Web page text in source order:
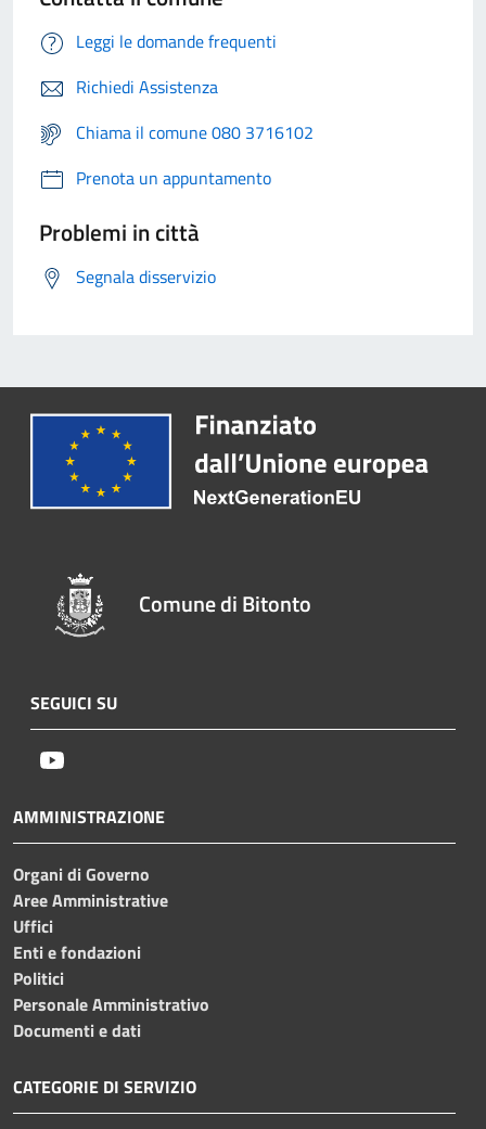
Leggi le domande frequenti
Richiedi Assistenza
Chiama il comune 080 3716102
Prenota un appuntamento
Problemi in città
Segnala disservizio
Comune di Bitonto
SEGUICI SU
AMMINISTRAZIONE
Organi di Governo
Aree Amministrative
Uffici
Enti e fondazioni
Politici
Personale Amministrativo
Documenti e dati
CATEGORIE DI SERVIZIO